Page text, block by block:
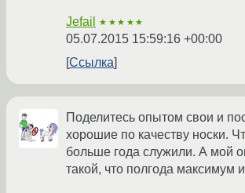
Jefail ★★★★★
05.07.2015 15:59:16 +00:00
Ссылка
Поделитесь опытом свои и
хорошие по качеству носки.
больше года служили. А мой
такой, что полгода максимум